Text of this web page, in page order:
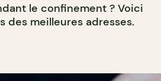
le confinement ? Voici
des meilleures adresses.